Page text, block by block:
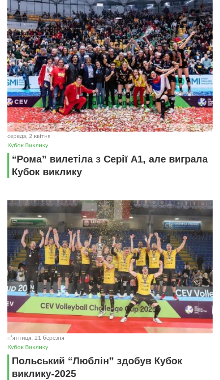
середа, 2 квітня
Кубок Виклику
“Рома” вилетіла з Серії А1, але виграла
Кубок виклику
пʼятниця, 21 березня
Кубок Виклику
Польський “Люблін” здобув Кубок
виклику-2025